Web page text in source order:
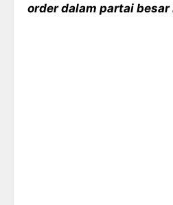
order dalam partai